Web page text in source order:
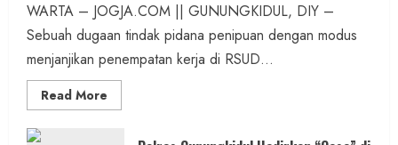
WARTA – JOGJA.COM || GUNUNGKIDUL, DIY –
Sebuah dugaan tindak pidana penipuan dengan modus
menjanjikan penempatan kerja di RSUD...
Read More
more